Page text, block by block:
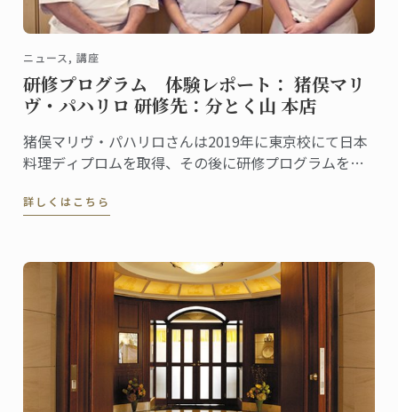
ニュース, 講座
研修プログラム 体験レポート： 猪俣マリ
ヴ・パハリロ 研修先：分とく山 本店
猪俣マリヴ・パハリロさんは2019年に東京校にて日本
料理ディプロムを取得、その後に研修プログラムを利
の研修を通して学んだこと、感じたことをマリヴさん
詳しくはこちら